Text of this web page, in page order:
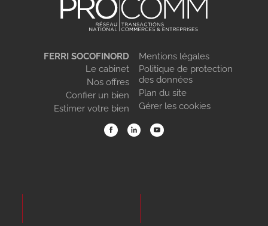
FERRI SOCOFINORD
Le cabinet
Nos offres
Confier un bien
Estimer votre bien
Mentions légales
Politique de protection
des données
Plan du site
Gérer les cookies